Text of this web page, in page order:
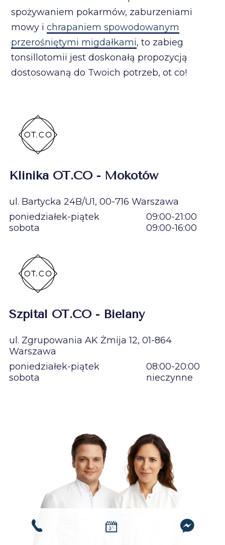
spożywaniem pokarmów, zaburzeniami
mowy ichrapaniem spowodowanym
przerośniętymi migdałkami, to zabieg
tonsillotomii jest doskonałą propozycją
dostosowaną do Twoich potrzeb, ot co!
Klinika OT.CO - Mokotów
ul. Bartycka 24B/U1, 00-716 Warszawa
poniedziałek-piątek
09:00-21:00
sobota
09:00-16:00
Szpital OT.CO - Bielany
ul. Zgrupowania AK Żmija 12, 01-864
Warszawa
poniedziałek-piątek
08:00-20:00
sobota
nieczynne